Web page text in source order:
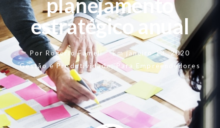
planejamento
estratégico anual
Por Rogerio Fameli Em janeiro 13, 2020
Gestão e Produtividade, Para Empreendedores